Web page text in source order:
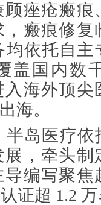
痤疮瘢痕
瘢痕修复
均依托自
盖国内数
海外顶尖
海。
半岛医疗
，牵头制
编写聚焦
证超 1.2